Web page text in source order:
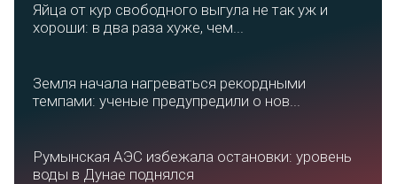
Яйца от кур свободного выгула не так уж и
хороши: в два раза хуже, чем...
Земля начала нагреваться рекордными
темпами: ученые предупредили о нов...
Румынская АЭС избежала остановки: уровень
воды в Дунае поднялся